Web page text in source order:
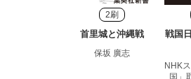
2刷
首里城と沖縄戦
保坂 廣志
戦国
NHK
国」